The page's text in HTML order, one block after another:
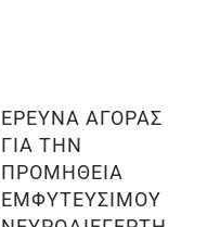
ΕΡΕΥΝΑ ΑΓΟΡΑΣ
ΓΙΑ ΤΗΝ
ΠΡΟΜΗΘΕΙΑ
ΕΜΦΥΤΕΥΣΙΜΟΥ